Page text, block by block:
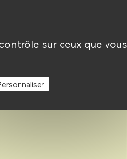
sur ceux que vous